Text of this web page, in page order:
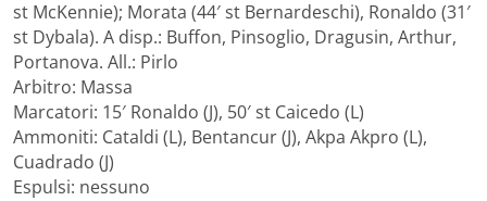
st McKennie); Morata (44′ st Bernardeschi), Ronaldo (31′
st Dybala). A disp.: Buffon, Pinsoglio, Dragusin, Arthur,
Portanova. All.: Pirlo
Arbitro: Massa
Marcatori: 15′ Ronaldo (J), 50′ st Caicedo (L)
Ammoniti: Cataldi (L), Bentancur (J), Akpa Akpro (L),
Cuadrado (J)
Espulsi: nessuno